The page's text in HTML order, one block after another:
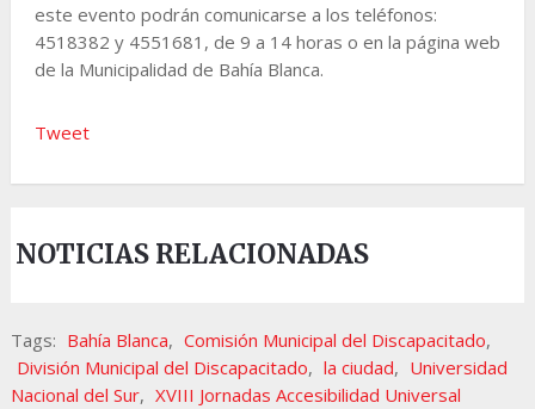
este evento podrán comunicarse a los teléfonos:
4518382 y 4551681, de 9 a 14 horas o en la página web
de la Municipalidad de Bahía Blanca.
Tweet
NOTICIAS RELACIONADAS
Tags: Bahía Blanca, Comisión Municipal del Discapacitado,
División Municipal del Discapacitado, la ciudad, Universidad
Nacional del Sur, XVIII Jornadas Accesibilidad Universal